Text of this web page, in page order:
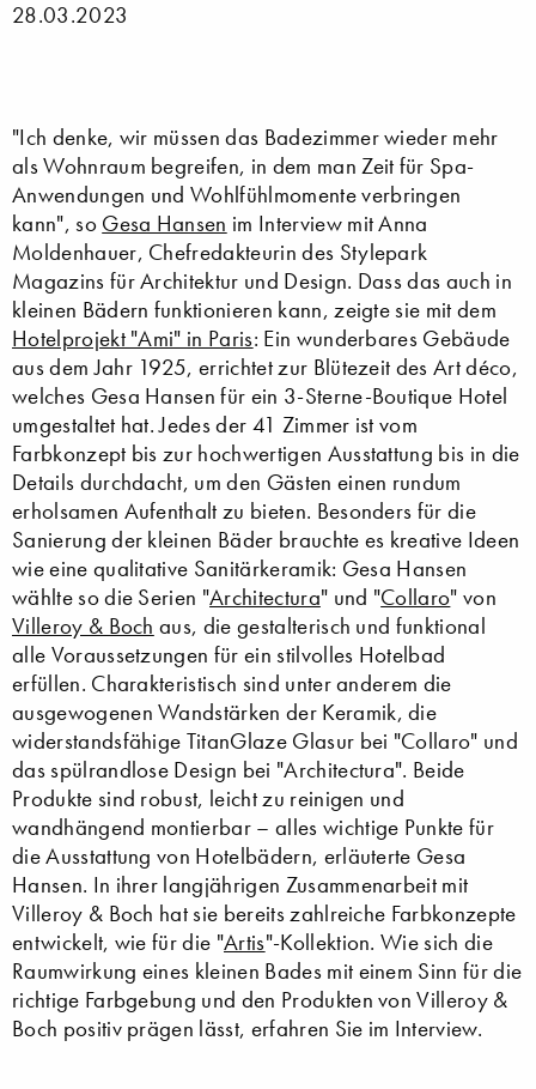
28.03.2023
"Ich denke, wir müssen das Badezimmer wieder mehr
als Wohnraum begreifen, in dem man Zeit für Spa-
Anwendungen und Wohlfühlmomente verbringen
kann", so Gesa Hansen im Interview mit Anna
Moldenhauer, Chefredakteurin des Stylepark
Magazins für Architektur und Design. Dass das auch in
kleinen Bädern funktionieren kann, zeigte sie mit dem
Hotelprojekt "Ami" in Paris: Ein wunderbares Gebäude
aus dem Jahr 1925, errichtet zur Blütezeit des Art déco,
welches Gesa Hansen für ein 3-Sterne-Boutique Hotel
umgestaltet hat. Jedes der 41 Zimmer ist vom
Farbkonzept bis zur hochwertigen Ausstattung bis in die
Details durchdacht, um den Gästen einen rundum
erholsamen Aufenthalt zu bieten. Besonders für die
Sanierung der kleinen Bäder brauchte es kreative Ideen
wie eine qualitative Sanitärkeramik: Gesa Hansen
wählte so die Serien "Architectura" und "Collaro" von
Villeroy & Boch aus, die gestalterisch und funktional
alle Voraussetzungen für ein stilvolles Hotelbad
erfüllen. Charakteristisch sind unter anderem die
ausgewogenen Wandstärken der Keramik, die
widerstandsfähige TitanGlaze Glasur bei "Collaro" und
das spülrandlose Design bei "Architectura". Beide
Produkte sind robust, leicht zu reinigen und
wandhängend montierbar – alles wichtige Punkte für
die Ausstattung von Hotelbädern, erläuterte Gesa
Hansen. In ihrer langjährigen Zusammenarbeit mit
Villeroy & Boch hat sie bereits zahlreiche Farbkonzepte
entwickelt, wie für die "Artis"-Kollektion. Wie sich die
Raumwirkung eines kleinen Bades mit einem Sinn für die
richtige Farbgebung und den Produkten von Villeroy &
Boch positiv prägen lässt, erfahren Sie im Interview.